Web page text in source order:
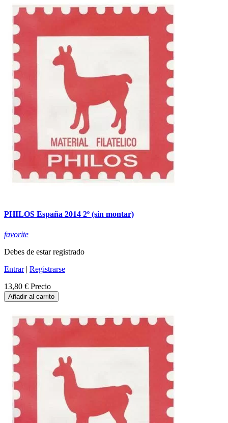
PHILOS España 2014 2º (sin montar)
favorite
Debes de estar registrado
Entrar| Registrarse
13,80 € Precio
Añadir al carrito